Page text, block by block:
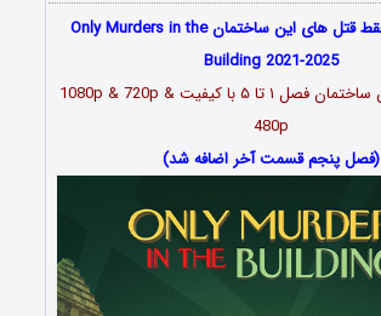
دانلود سریال فقط قتل های این ساختمان Only Murders in the
Building 2021-2025
فقط قتل‌های این ساختمان فصل ۱ تا ۵ با کیفیت 1080p & 720p &
480p
(فصل پنجم قسمت آخر اضافه شد)